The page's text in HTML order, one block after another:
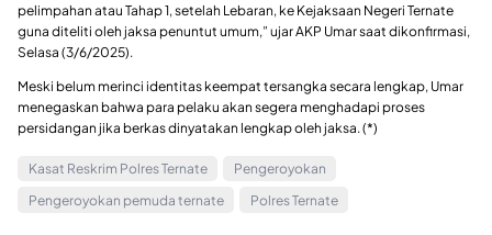
pelimpahan atau Tahap 1, setelah Lebaran, ke Kejaksaan Negeri Ternate
guna diteliti oleh jaksa penuntut umum,” ujar AKP Umar saat dikonfirmasi,
Selasa (3/6/2025).
Meski belum merinci identitas keempat tersangka secara lengkap, Umar
menegaskan bahwa para pelaku akan segera menghadapi proses
persidangan jika berkas dinyatakan lengkap oleh jaksa. (*)
Kasat Reskrim Polres Ternate
Pengeroyokan
Pengeroyokan pemuda ternate
Polres Ternate